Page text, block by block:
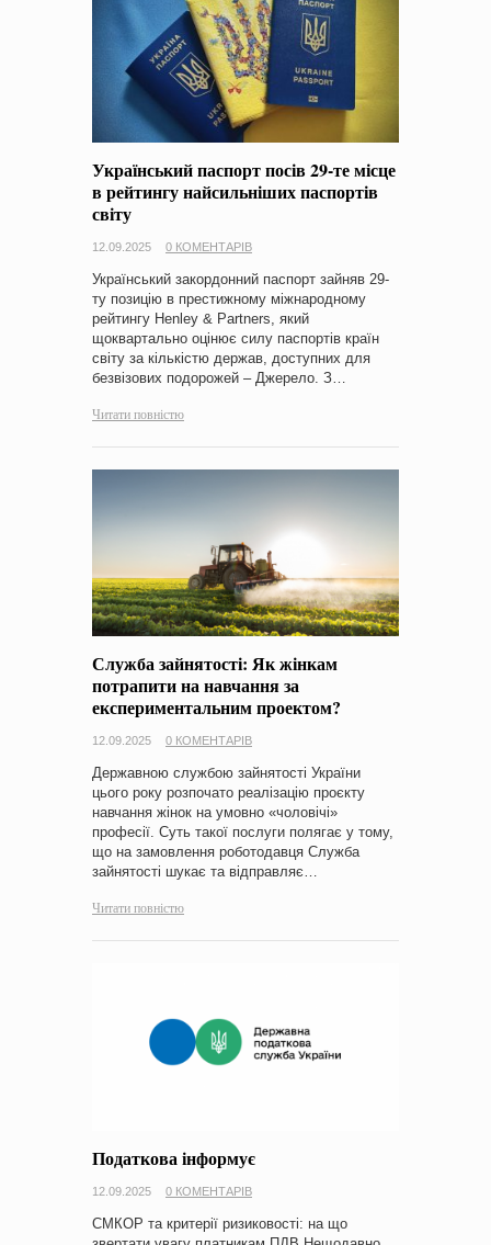
Український паспорт посів 29-те місце
в рейтингу найсильніших паспортів
світу
12.09.2025 0 КОМЕНТАРІВ
Український закордонний паспорт зайняв 29-
ту позицію в престижному міжнародному
рейтингу Henley & Partners, який
щоквартально оцінює силу паспортів країн
світу за кількістю держав, доступних для
безвізових подорожей – Джерело. З…
Читати повністю
Служба зайнятості: Як жінкам
потрапити на навчання за
експериментальним проектом?
12.09.2025 0 КОМЕНТАРІВ
Державною службою зайнятості України
цього року розпочато реалізацію проєкту
навчання жінок на умовно «чоловічі»
професії. Суть такої послуги полягає у тому,
що на замовлення роботодавця Служба
зайнятості шукає та відправляє…
Читати повністю
Податкова інформує
12.09.2025 0 КОМЕНТАРІВ
СМКОР та критерії ризиковості: на що